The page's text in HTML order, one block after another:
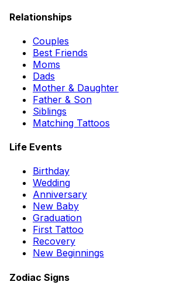
Relationships
Couples
Best Friends
Moms
Dads
Mother & Daughter
Father & Son
Siblings
Matching Tattoos
Life Events
Birthday
Wedding
Anniversary
New Baby
Graduation
First Tattoo
Recovery
New Beginnings
Zodiac Signs